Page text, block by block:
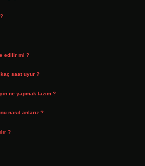
edilir mi ?
saat uyur ?
ne yapmak lazım ?
nasıl anlarız ?
?